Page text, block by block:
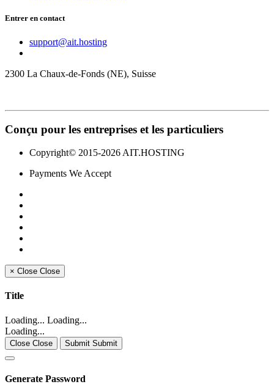
Entrer en contact
support@ait.hosting
2300 La Chaux-de-Fonds (NE), Suisse
Conçu pour les entreprises et les particuliers
Copyright© 2015-2026 AIT.HOSTING
Payments We Accept
× Close Close
Title
Loading... Loading...
Loading...
Close Close Submit Submit
Generate Password